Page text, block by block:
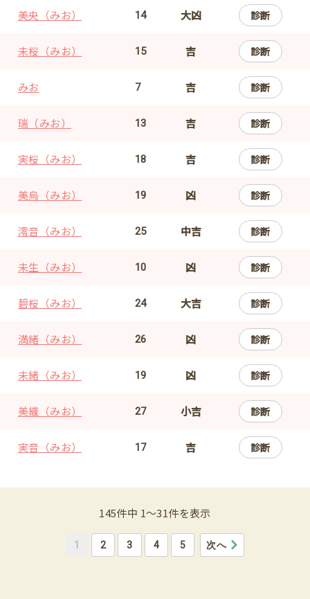
美央（みお） 14 大凶 診断
未桜（みお） 15 吉 診断
みお 7 吉 診断
瑞（みお） 13 吉 診断
実桜（みお） 18 吉 診断
美烏（みお） 19 凶 診断
澪音（みお） 25 中吉 診断
未生（みお） 10 凶 診断
碧桜（みお） 24 大吉 診断
満緒（みお） 26 凶 診断
未緒（みお） 19 凶 診断
美織（みお） 27 小吉 診断
実音（みお） 17 吉 診断
145件中 1〜31件を表示
1 2 3 4 5 次へ